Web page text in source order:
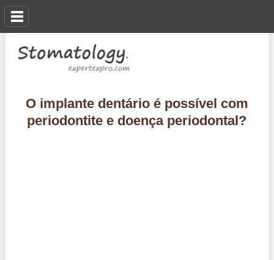
O implante dentário é possível com
periodontite e doença periodontal?